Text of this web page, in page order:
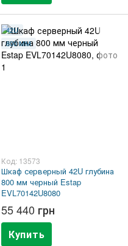
42U
800 ММ
Код: 13573
Шкаф серверный 42U глубина
800 мм черный Estap
EVL70142U8080
55 440 грн
Купить